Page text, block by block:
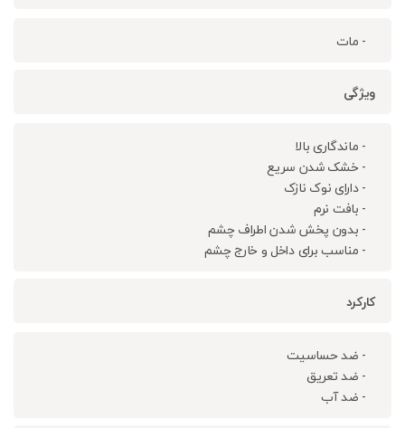
- مات
ویژگی
- ماندگاری بالا
- خشک شدن سریع
- دارای نوک نازک
- بافت نرم
- بدون پخش شدن اطراف چشم
- مناسب برای داخل و خارج چشم
کارکرد
- ضد حساسیت
- ضد تعریق
- ضد آب